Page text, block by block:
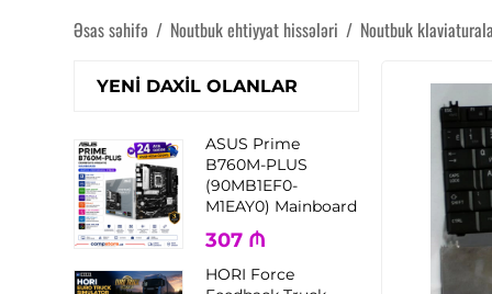
Əsas səhifə / Noutbuk ehtiyyat hissələri / Noutbuk
YENI DAXIL OLANLAR
ASUS Prime
B760M-PLUS
(90MB1EF0-
M1EAY0) Mainboard
307 ₼
HORI Force